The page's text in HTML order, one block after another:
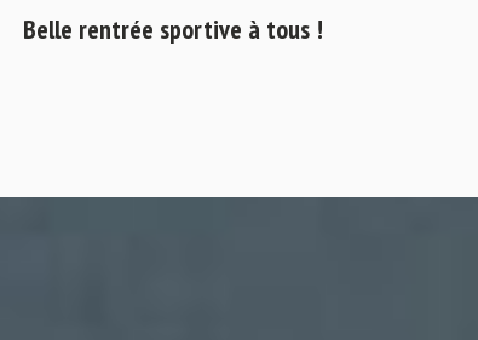
Belle rentrée sportive à tous !